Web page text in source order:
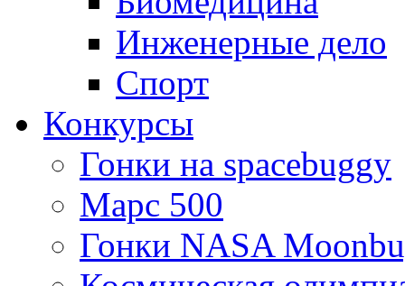
Инженерные дело
Спорт
Конкурсы
Гонки на spacebuggy
Марс 500
Гонки NASA